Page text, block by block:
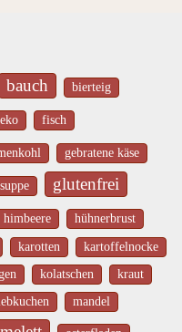
bauch bierteig
fisch
gebratene käse
glutenfrei
himbeere hühnerbrust
karotten
kartoffelnocke
kolatschen
kraut
mandel